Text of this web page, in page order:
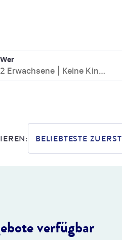
Wer
2 Erwachsene Keine Kinder
BELIEBTESTE ZUERST
verfügbar